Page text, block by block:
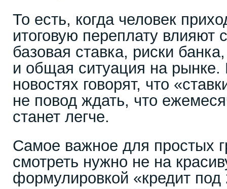
То есть, когда человек
итоговую переплату влияют
базовая ставка, риски
и общая ситуация на
новостях говорят, что
не повод ждать, что
станет легче.
Самое важное для простых
смотреть нужно не на
формулировкой «кредит